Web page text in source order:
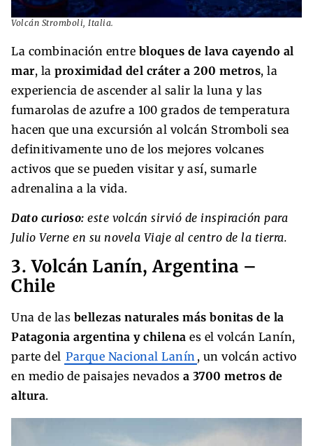
Volcán Stromboli, Italia.
La combinación entre bloques de lava cayendo al
mar, la proximidad del cráter a 200 metros, la
experiencia de ascender al salir la luna y las
fumarolas de azufre a 100 grados de temperatura
hacen que una excursión al volcán Stromboli sea
definitivamente uno de los mejores volcanes
activos que se pueden visitar y así, sumarle
adrenalina a la vida.
Dato curioso: este volcán sirvió de inspiración para
Julio Verne en su novela Viaje al centro de la tierra.
3. Volcán Lanín, Argentina –
Chile
Una de las bellezas naturales más bonitas de la
Patagonia argentina y chilena es el volcán Lanín,
parte del Parque Nacional Lanín , un volcán activo
en medio de paisajes nevados a 3700 metros de
altura.